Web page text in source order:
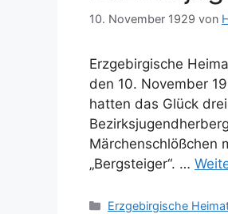
10. November 1929 von
Erzgebirgische
den 10. November
hatten das Glück
Märchenschlößchen
„Bergsteiger“. …
Kategorien
Erzgebirgische